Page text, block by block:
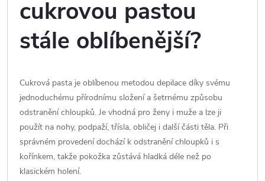
cukrovou pastou
stále oblíbenější?
Cukrová pasta je oblíbenou metodou depilace díky svému
jednoduchému přírodnímu složení a šetrnému způsobu
odstranění chloupků. Je vhodná pro ženy i muže a lze ji
použít na nohy, podpaží, třísla, obličej i další části těla. Při
správném provedení dochází k odstranění chloupků i s
kořínkem, takže pokožka zůstává hladká déle než po
klasickém holení.